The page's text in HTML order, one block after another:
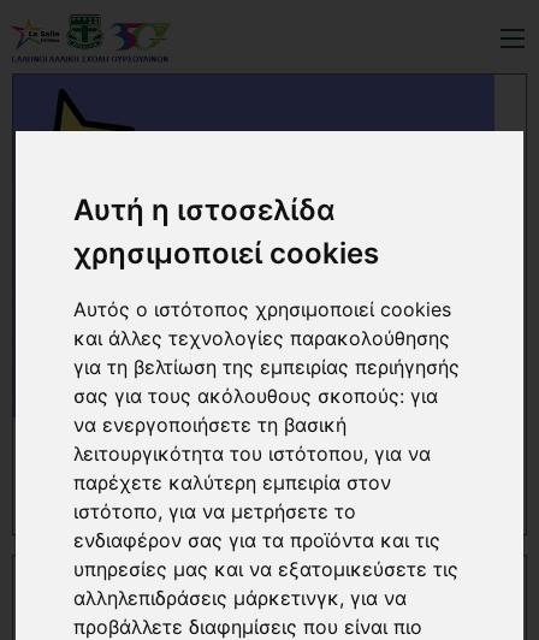
Αυτή η ιστοσελίδα
χρησιμοποιεί cookies
Αυτός ο ιστότοπος χρησιμοποιεί cookies
και άλλες τεχνολογίες παρακολούθησης
για τη βελτίωση της εμπειρίας περιήγησής
σας για τους ακόλουθους σκοπούς:για
να ενεργοποιήσετε τη βασική
λειτουργικότητα του ιστότοπου,για να
παρέχετε καλύτερη εμπειρία στον
ιστότοπο,για να μετρήσετε το
ενδιαφέρον σας για τα προϊόντα και τις
υπηρεσίες μας και να εξατομικεύσετε τις
αλληλεπιδράσεις μάρκετινγκ,για να
προβάλλετε διαφημίσεις που είναι πιο
«ΑΚΟΥΣΕ ΤΗ ΓΗ…ΚΑΤΙ ΕΧΕΙ ΝΑ ΣΟΥ ΠΕΙ!»
«ΑΚΟΥΣΕ ΤΗ ΓΗ…ΚΑΤΙ ΕΧΕΙ ΝΑ ΣΟΥ ΠΕΙ!»
ΠΕΡΙΣΣΟΤΕΡΑ...